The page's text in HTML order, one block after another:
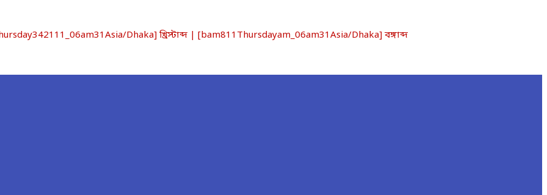
Dhaka] খ্রিস্টাব্দ | [bam811Thursdayam_06am31Asia/Dhaka] বঙ্গাব্দ